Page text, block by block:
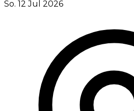
So. 12 Jul 2026